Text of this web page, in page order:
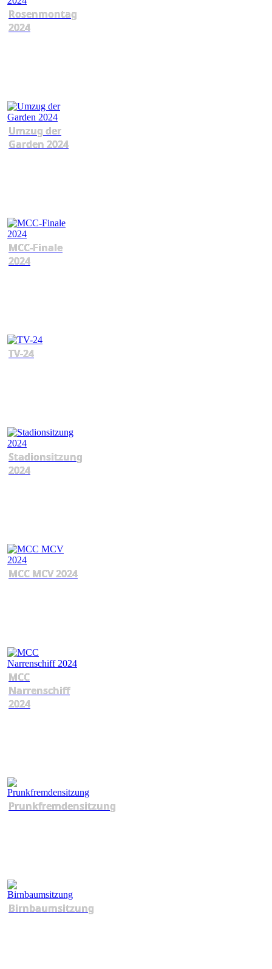
Rosenmontag
2024
Umzug der
Garden 2024
MCC-Finale
2024
TV-24
Stadionsitzung
2024
MCC MCV 2024
MCC
Narrenschiff
2024
Prunkfremdensitzung
Birnbaumsitzung